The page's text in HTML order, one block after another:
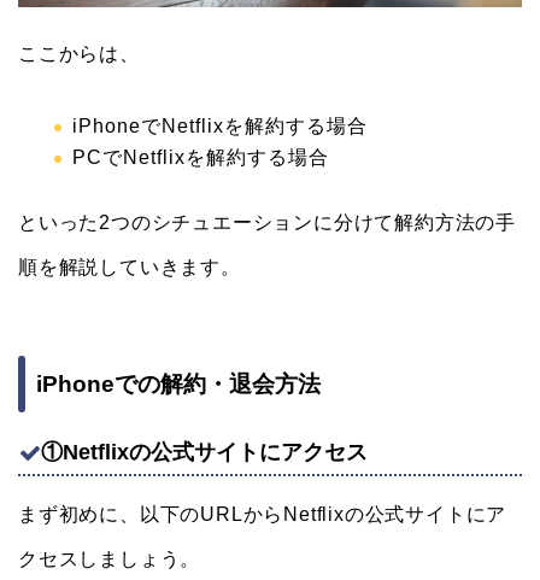
ここからは、
iPhoneでNetflixを解約する場合
PCでNetflixを解約する場合
といった2つのシチュエーションに分けて解約方法の手
順を解説していきます。
iPhoneでの解約・退会方法
①Netflixの公式サイトにアクセス
まず初めに、以下のURLからNetflixの公式サイトにア
クセスしましょう。